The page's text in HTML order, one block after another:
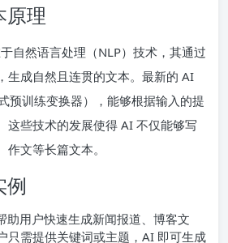
原理
自然语言处理（NLP）技术，其通过
生成自然且连贯的文本。最新的 AI
预训练变换器），能够根据输入的提
这些技术的发展使得 AI 不仅能够写
文等长篇文本。
例
助用户快速生成新闻报道、博客文
只需提供关键词或主题，AI 即可生成